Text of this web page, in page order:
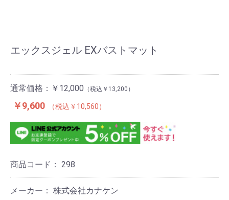
エックスジェル EXバストマット
通常価格： ￥12,000 ￥13,200
￥9,600 ￥10,560
商品コード： 298
メーカー： 株式会社カナケン